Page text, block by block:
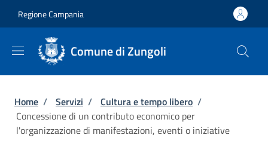
Regione Campania
Comune di Zungoli
Briciole di pane
Home / Servizi / Cultura e tempo libero /
Concessione di un contributo economico per
l'organizzazione di manifestazioni, eventi o iniziative